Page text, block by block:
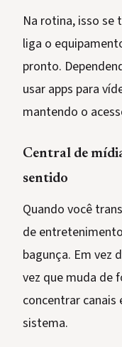
Na rotina, isso se
liga o
pronto.
usar apps para
mantendo o
Central de
sentido
Quando você
de
bagunça. Em vez
vez que muda de
concentrar
sistema.